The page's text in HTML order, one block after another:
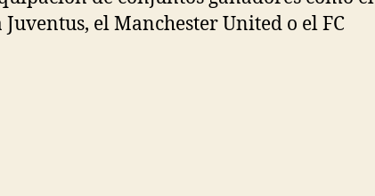
el Manchester United o el FC